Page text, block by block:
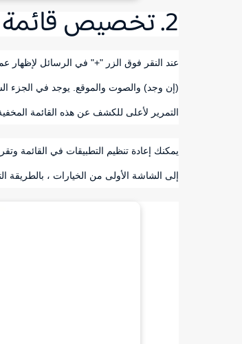
2. تخصيص قائمة الرسائل
عند النقر فوق الزر "+" في الرسائل لإظهار
(إن وجد) والصوت والموقع. يوجد في الجزء
التمرير لأعلى للكشف عن هذه القائمة
يمكنك إعادة تنظيم التطبيقات في القائمة
إلى الشاشة الأولى من الخيارات ، بالطريقة